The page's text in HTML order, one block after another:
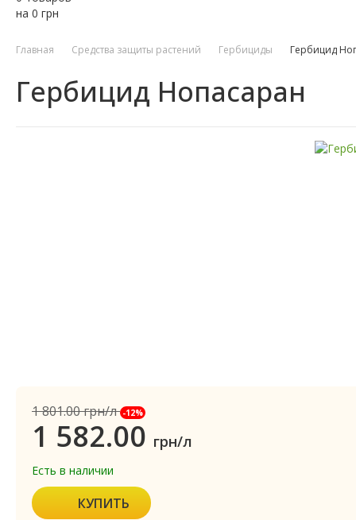
на 0 грн
Главная Средства защиты растений Гербициды Гербицид
Гербицид Нопасаран
1 801.00грн/л -12%
1 582.00 грн/л
Есть в наличии
КУПИТЬ